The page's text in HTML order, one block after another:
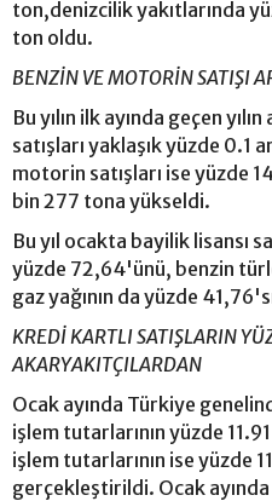
ton,denizcilik yakıtlarında
ton oldu.
BENZİN VE MOTORİN SATIŞI
Bu yılın ilk ayında geçen
satışları yaklaşık yüzde
motorin satışları ise yüzde
bin 277 tona yükseldi.
Bu yıl ocakta bayilik lisansı
yüzde 72,64'ünü, benzin
gaz yağının da yüzde
KREDİ KARTLI SATIŞLARIN
AKARYAKITÇILARDAN
Ocak ayında Türkiye
işlem tutarlarının yüzde
işlem tutarlarının ise yüzde
gerçekleştirildi. Ocak